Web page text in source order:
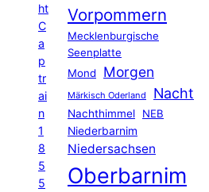
ht
C
a
p
tr
ai
n
1
8
5
5
Vorpommern
Mecklenburgische
Seenplatte
Mond
Morgen
Märkisch Oderland Nacht
Nachthimmel
NEB
Niederbarnim
Niedersachsen
Oberbarnim